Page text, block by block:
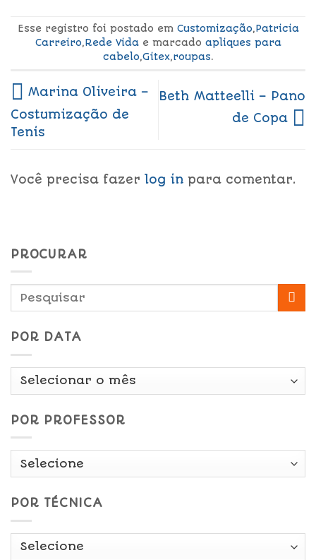
Esse registro foi postado em Customização,Patricia
Carreiro,Rede Vidae marcado apliques para
cabelo,Gitex,roupas.
Marina Oliveira –
Costumização de
Tenis
Beth Matteelli – Pano
de Copa
Você precisa fazer log in para comentar.
PROCURAR
POR DATA
Por
POR PROFESSOR
POR TÉCNICA